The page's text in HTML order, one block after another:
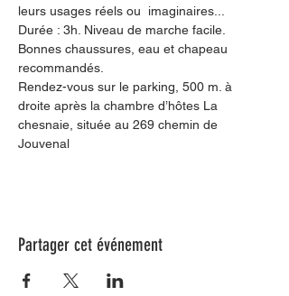
leurs usages réels ou  imaginaires...
Durée : 3h. Niveau de marche facile.
Bonnes chaussures, eau et chapeau
recommandés.
Rendez-vous sur le parking, 500 m. à
droite après la chambre d’hôtes La
chesnaie, située au 269 chemin de
Jouvenal
Partager cet événement